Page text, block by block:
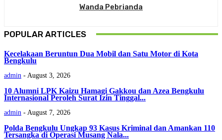
Wanda Pebrianda
POPULAR ARTICLES
Kecelakaan Beruntun Dua Mobil dan Satu Motor di Kota
Bengkulu
admin - August 3, 2026
‎10 Alumni LPK Kaizu Hamagi Gakkou dan Azea Bengkulu
Internasional Peroleh Surat Izin Tinggal...
admin - August 7, 2026
Polda Bengkulu Ungkap 93 Kasus Kriminal dan Amankan 110
Tersangka di Operasi Musang Nala...